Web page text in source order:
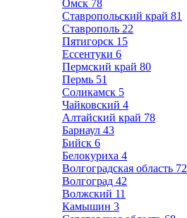
Омск 78
Ставропольский край 81
Ставрополь 22
Пятигорск 15
Ессентуки 6
Пермский край 80
Пермь 51
Соликамск 5
Чайковский 4
Алтайский край 78
Барнаул 43
Бийск 6
Белокуриха 4
Волгоградская область 72
Волгоград 42
Волжский 11
Камышин 3